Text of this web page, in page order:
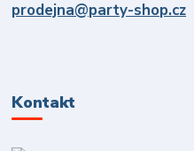
prodejna@party-shop.cz
Kontakt